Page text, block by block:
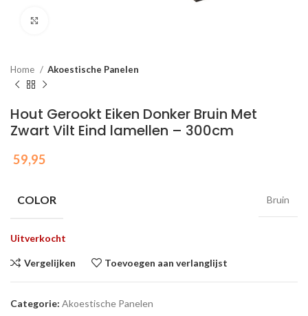
Home Akoestische Panelen
Hout Gerookt Eiken Donker Bruin Met
Zwart Vilt Eind lamellen – 300cm
59,95
COLOR Bruin
Uitverkocht
Vergelijken Toevoegen aan verlanglijst
Categorie: Akoestische Panelen